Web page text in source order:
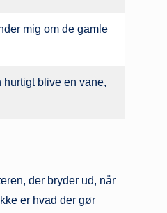
mig om de gamle
blive en vane,
der bryder ud, når
er hvad der gør